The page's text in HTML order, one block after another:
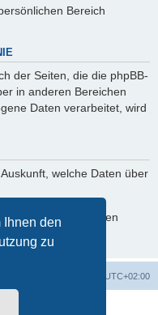
Ihnen den
zu
Bereich
der Seiten, die die phpBB-
in anderen Bereichen
Daten verarbeitet, wird
welche Daten über
Sperrung Ihrer Daten
den Betreiber.
UTC+02:00
© phpBB Limited